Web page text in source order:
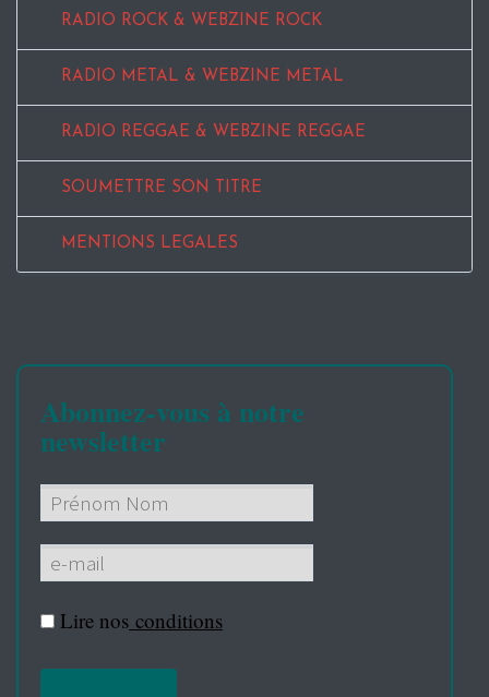
RADIO ROCK & WEBZINE ROCK
RADIO METAL & WEBZINE METAL
RADIO REGGAE & WEBZINE REGGAE
SOUMETTRE SON TITRE
MENTIONS LEGALES
Abonnez-vous à notre
newsletter
Lire nos conditions